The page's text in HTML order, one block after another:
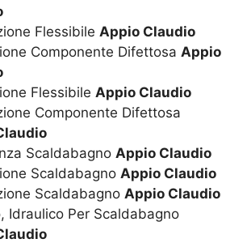
Flessibile Appio Claudio
Componente Difettosa Appio
Flessibile Appio Claudio
Componente Difettosa
Scaldabagno Appio Claudio
Scaldabagno Appio Claudio
Scaldabagno Appio Claudio
Idraulico Per Scaldabagno